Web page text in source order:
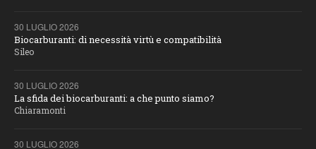
30 LUGLIO 2026
Biocarburanti: di necessità virtù e compatibilità
Sileo
30 LUGLIO 2026
La sfida dei biocarburanti: a che punto siamo?
Chiaramonti
30 LUGLIO 2026